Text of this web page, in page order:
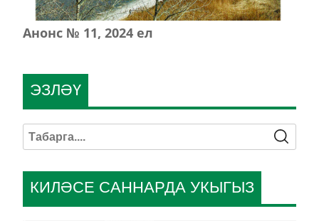
Анонс № 11, 2024 ел
КИЛӘСЕ САННАРДА УКЫГЫЗ
ЭЗЛӘҮ